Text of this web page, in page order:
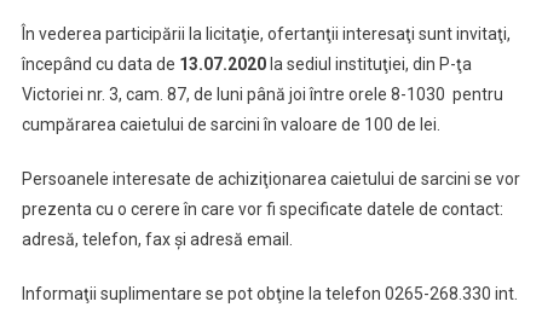
În vederea participării la licitaţie, ofertanţii interesaţi sunt invitaţi,
începând cu data de 13.07.2020la sediul instituţiei, din P-ţa
Victoriei nr. 3, cam. 87, de luni până joi între orele 8-1030 pentru
cumpărarea caietului de sarcini în valoare de 100 de lei.
Persoanele interesate de achiziţionarea caietului de sarcini se vor
prezenta cu o cerere în care vor fi specificate datele de contact:
adresă, telefon, fax şi adresă email.
Informaţii suplimentare se pot obţine la telefon 0265-268.330 int.